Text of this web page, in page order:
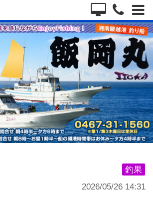
釣果
2026/05/26 14:31